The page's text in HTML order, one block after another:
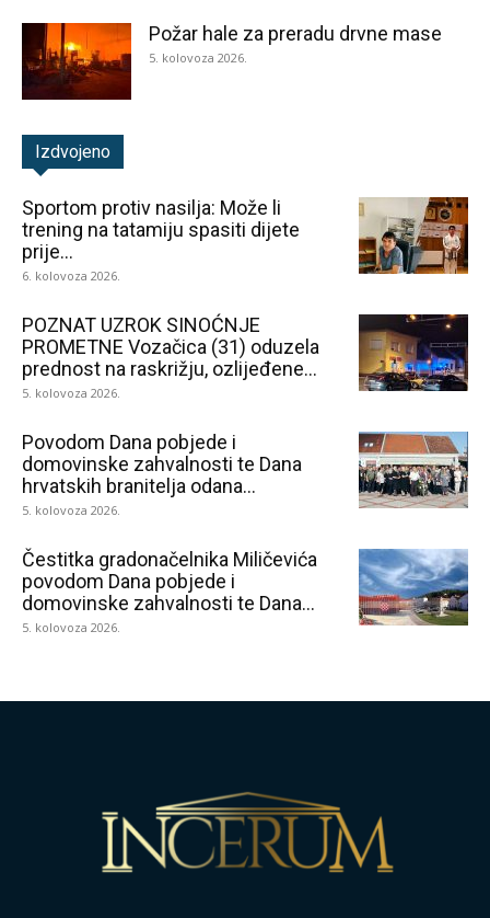
Požar hale za preradu drvne mase
5. kolovoza 2026.
Izdvojeno
Sportom protiv nasilja: Može li
trening na tatamiju spasiti dijete
prije...
6. kolovoza 2026.
POZNAT UZROK SINOĆNJE
PROMETNE Vozačica (31) oduzela
prednost na raskrižju, ozlijeđene...
5. kolovoza 2026.
Povodom Dana pobjede i
domovinske zahvalnosti te Dana
hrvatskih branitelja odana...
5. kolovoza 2026.
Čestitka gradonačelnika Miličevića
povodom Dana pobjede i
domovinske zahvalnosti te Dana...
5. kolovoza 2026.